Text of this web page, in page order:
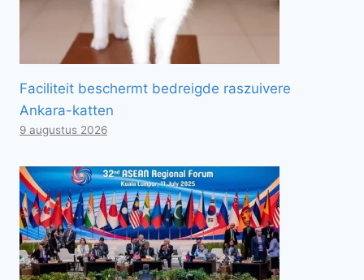
Faciliteit beschermt bedreigde raszuivere
Ankara-katten
9 augustus 2026